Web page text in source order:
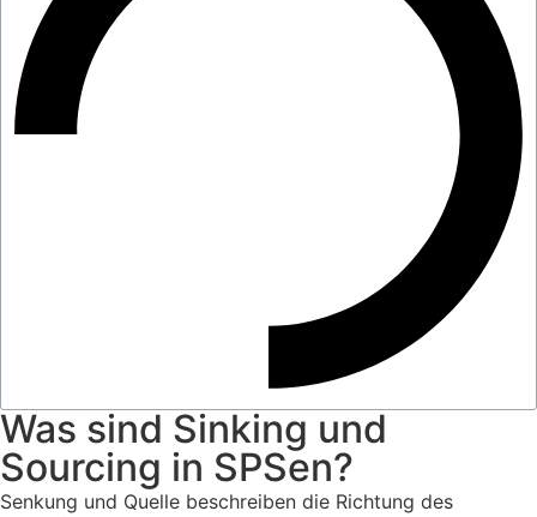
Was sind Sinking und
Sourcing in SPSen?
Senkung und Quelle beschreiben die Richtung des